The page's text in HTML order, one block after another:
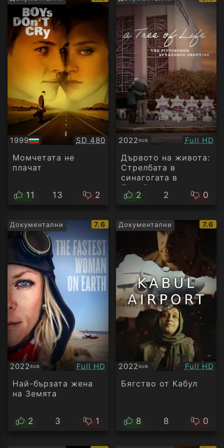
рейтинг:
1999
БГ
аудио
Качество:
SD 480
Момчетата не
плачат
11 13 2
2022SUB
Субтитри Full HD
Дървото на живота:
Стрелбата в
синагогата в
Питсбърг
2 2 0
Документални
IMDb
рейтинг:
7.6
2022SUB
Субтитри Качество:
Full HD
Най-бързата жена
на Земята
2 3 1
Документални
IMDb
7.6
2022SUB
Субтитри Full HD
Бягство от Кабул
8 8 0